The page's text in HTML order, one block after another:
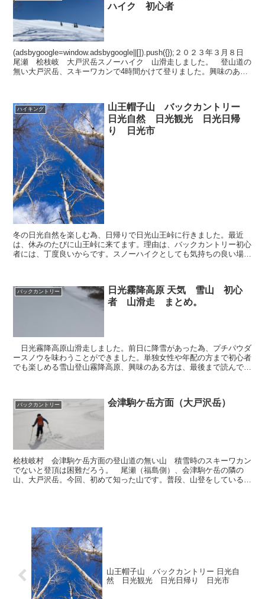
ハイク 初心者
(adsbygoogle=window.adsbygoogle||[]).push({});２０２３年３月８日
尾瀬 桧枝岐 大戸沢岳スノーハイク 山滑走しました。 登山道の
無い大戸沢岳、スキーワカンで4時間かけて登りました。興味のある
ハイキング
山王帽子山 バックカントリー
日光自然 日光観光 日光日帰
り 日光市
冬の日光自然を楽しむ為、日帰りで日光山王峠に行きました。最近
は、休みのたびに山王峠に来てます。理由は、バックカントリー初心
者には、丁度良いからです。スノーハイクとしても気持ちの良い場所
バックカントリー
日光霧降高原 天気 雪山 初心
者 山滑走 まとめ。
日光霧降高原山滑走しました。前日に降雪があった為、プチパウダ
ースノウを味わうことができました。単独女性や年配の方まで初心者
でも楽しめる雪山登山霧降高原、興味のある方は、最後まで読んで見
バックカントリー 会津駒ケ岳方面（大戸沢岳）
桧枝岐村 会津駒ケ岳方面の登山道の無い山 積雪時のスキーワカン
でないと登頂は困難だろう。 尾瀬（福島側）、会津駒ケ岳の隣の
山、大戸沢岳。今回、初めて知った山です。普段、山登をしている方
山王帽子山 バックカントリー 日光自
然 日光観光 日光日帰り 日光市